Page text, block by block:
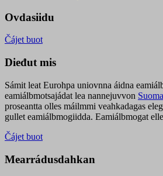
Ovdasiidu
Čájet buot
Dieđut mis
Sámit leat Eurohpa uniovnna áidna
eamiálbmotsajádat lea nannejuvvon
proseantta olles máilmmi veahkadagas
gullet eamiálbmogiidda. Eamiálbmogat
Čájet buot
Mearrádusdahkan